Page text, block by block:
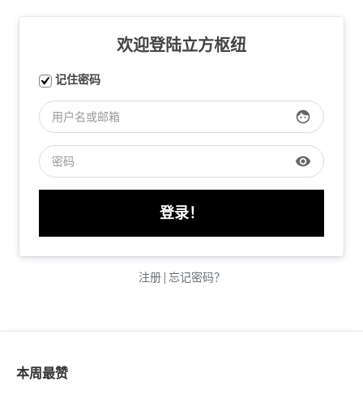
欢迎登陆立方枢纽
记住密码
face
visibility
注册| 忘记密码？
本周最赞